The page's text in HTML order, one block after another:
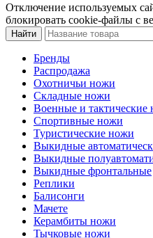
Отключение используемых
блокировать cookie-файлы c
Бренды
Распродажа
Охотничьи ножи
Складные ножи
Военные и тактические
Спортивные ножи
Туристические ножи
Выкидные
Выкидные
Выкидные фронтальные
Реплики
Балисонги
Мачете
Керамбиты ножи
Тычковые ножи